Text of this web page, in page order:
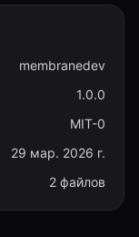
membranedev
1.0.0
MIT-0
29 мар. 2026 г.
2 файлов